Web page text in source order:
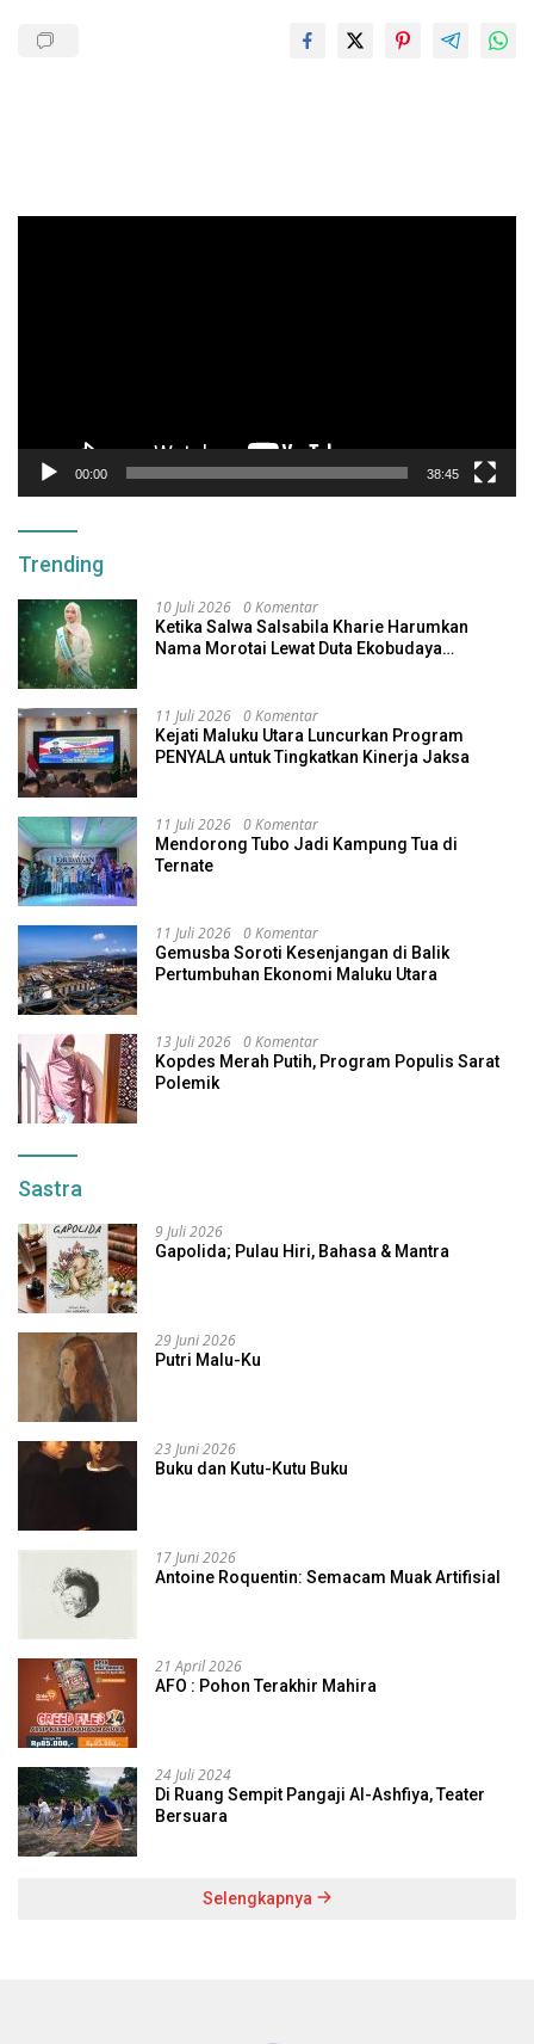
00:00 38:45
Trending
10 Juli 2026 0 Komentar
Ketika Salwa Salsabila Kharie Harumkan
Nama Morotai Lewat Duta Ekobudaya
11 Juli 2026 0 Komentar
Kejati Maluku Utara Luncurkan Program
PENYALA untuk Tingkatkan Kinerja Jaksa
11 Juli 2026 0 Komentar
Mendorong Tubo Jadi Kampung Tua di
Ternate
11 Juli 2026 0 Komentar
Gemusba Soroti Kesenjangan di Balik
Pertumbuhan Ekonomi Maluku Utara
13 Juli 2026 0 Komentar
Kopdes Merah Putih, Program Populis Sarat
Polemik
Sastra
9 Juli 2026
Gapolida; Pulau Hiri, Bahasa & Mantra
29 Juni 2026
Putri Malu-Ku
23 Juni 2026
Buku dan Kutu-Kutu Buku
17 Juni 2026
Antoine Roquentin: Semacam Muak Artifisial
21 April 2026
AFO : Pohon Terakhir Mahira
24 Juli 2024
Di Ruang Sempit Pangaji Al-Ashfiya, Teater
Bersuara
Selengkapnya